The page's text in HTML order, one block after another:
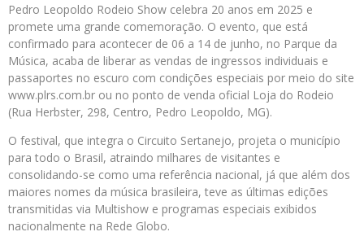
Pedro Leopoldo Rodeio Show celebra 20 anos em 2025 e
promete uma grande comemoração. O evento, que está
confirmado para acontecer de 06 a 14 de junho, no Parque da
Música, acaba de liberar as vendas de ingressos individuais e
passaportes no escuro com condições especiais por meio do site
www.plrs.com.br ou no ponto de venda oficial Loja do Rodeio
(Rua Herbster, 298, Centro, Pedro Leopoldo, MG).
O festival, que integra o Circuito Sertanejo, projeta o município
para todo o Brasil, atraindo milhares de visitantes e
consolidando-se como uma referência nacional, já que além dos
maiores nomes da música brasileira, teve as últimas edições
transmitidas via Multishow e programas especiais exibidos
nacionalmente na Rede Globo.